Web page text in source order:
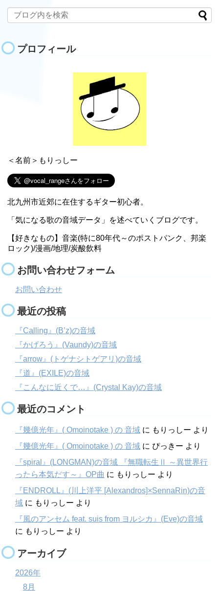
プロフィール
＜名前＞もりっしー
北九州市近郊に在住するギター初心者。
「気になる歌の音域データ」を述べていくブログです。
【好きなもの】音楽(特に80年代～のポストパンク、邦楽
ロック)/漫画/地理/炭酸飲料
お問い合わせフォーム
お問い合わせ
最近の投稿
『Calling』(B’z)の音域
『かげろう』(Vaundy)の音域
『arrow』(トゲナシトゲアリ)の音域
『道』(EXILE)の音域
『こんなに近くで…』(Crystal Kay)の音域
最近のコメント
『幾億光年』( Omoinotake ) の 音域 に もりっしー より
『幾億光年』( Omoinotake ) の 音域 に ぴっきー より
『spiral』(LONGMAN)の音域 『無職転生Ⅱ ～異世界行
ったら本気だす～』OP曲 に もりっしー より
『ENDROLL』(川上洋平 [Alexandros]×SennaRin)の音
域 に もりっしー より
『風のアンセム feat. suis from ヨルシカ』(Eve)の音域
に もりっしー より
アーカイブ
2026年
8月